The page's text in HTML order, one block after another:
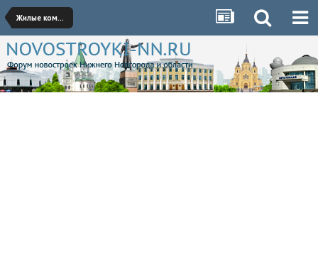
Жилые комплексы Кстово, Бора, Дзержинска